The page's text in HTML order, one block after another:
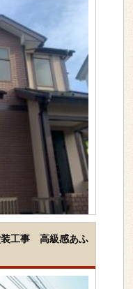
屋根＆外壁セット
シリコン
横浜市泉区
工事 高級感あふ